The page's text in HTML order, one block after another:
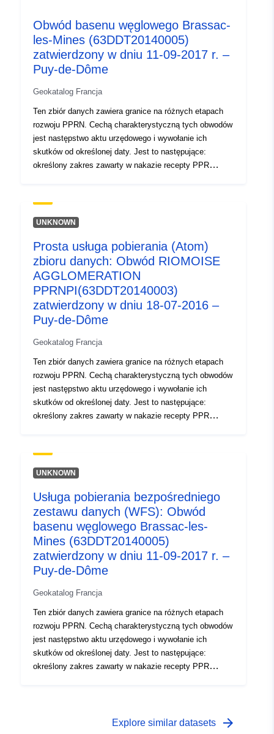
[ 3.28125095, 45.46346664
], [ 3.35551, 45.46346664 ], [
3.35551, 45.41120529 ], [
Zasoby
przestrzenne:
uriRef:
http://data.europa.eu/88u/dataset/
120066022-srv-b1bd5cff-c086-
47bb-97d0-95ee10e06fca
Typ:
Obwód basenu węglowego Brassac-
les-Mines (63DDT20140005)
zatwierdzony w dniu 11-09-2017 r. –
Puy-de-Dôme
Geokatalog Francja
Ten zbiór danych zawiera granice na różnych etapach
rozwoju PPRN. Cechą charakterystyczną tych obwodów
jest następstwo aktu urzędowego i wywołanie ich
skutków od określonej daty. Jest to następujące:
określony zakres zawarty w nakazie recepty PPR
zatwierdzony RPP. Ten zatwierdzony obwód jest
służebnością użytkową (PM1 dla PPRN i PM3 dla
której badano zagrożenia.
UNKNOWN
Prosta usługa pobierania (Atom)
zbioru danych: Obwód RIOMOISE
AGGLOMERATION
PPRNPI(63DDT20140003)
zatwierdzony w dniu 18-07-2016 –
Puy-de-Dôme
Geokatalog Francja
Ten zbiór danych zawiera granice na różnych etapach
rozwoju PPRN. Cechą charakterystyczną tych obwodów
jest następstwo aktu urzędowego i wywołanie ich
skutków od określonej daty. Jest to następujące:
określony zakres zawarty w nakazie recepty PPR
zatwierdzony RPP. Ten zatwierdzony obwód jest
służebnością użytkową (PM1 dla PPRN i PM3 dla
której badano zagrożenia.
UNKNOWN
Usługa pobierania bezpośredniego
zestawu danych (WFS): Obwód
basenu węglowego Brassac-les-
Mines (63DDT20140005)
zatwierdzony w dniu 11-09-2017 r. –
Puy-de-Dôme
Geokatalog Francja
Ten zbiór danych zawiera granice na różnych etapach
rozwoju PPRN. Cechą charakterystyczną tych obwodów
jest następstwo aktu urzędowego i wywołanie ich
skutków od określonej daty. Jest to następujące:
określony zakres zawarty w nakazie recepty PPR
służebnością użytkową (PM1 dla PPRN i PM3 dla
Explore similar datasets arrow_forward